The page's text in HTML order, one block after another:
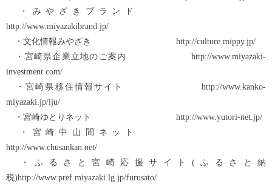
・みやざきブランド
http://www.miyazakibrand.jp/
・文化情報みやざき http://culture.mippy.jp/
・宮崎県企業立地のご案内 http://www.miyazaki-
investment.com/
・宮崎県移住情報サイト http://www.kanko-
miyazaki.jp/iju/
・宮崎ゆとりネット http://www.yutori-net.jp/
・宮崎中山間ネット
http://www.chusankan.net/
・ふるさと宮崎応援サイト(ふるさと納
税)http://www.pref.miyazaki.lg.jp/furusato/